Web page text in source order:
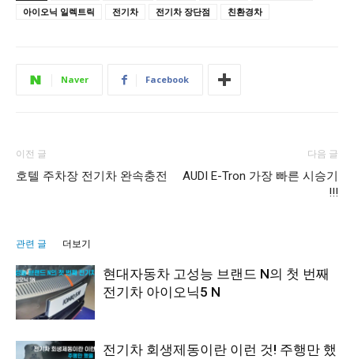
아이오닉 일렉트릭
전기차 전기차 장단점 친환경차
Naver Facebook
이전 글
호텔 주차장 전기차 완속충전
다음 글
AUDI E-Tron 가장 빠른 시승기
!!!
관련 글 더보기
현대자동차 고성능 브랜드 N의 첫 번째
전기차 아이오닉5 N
전기차 회생제동이란 이런 것! 주행만 했